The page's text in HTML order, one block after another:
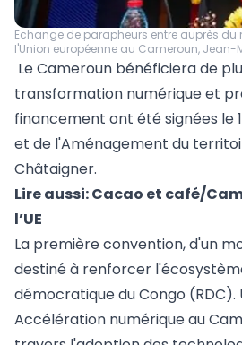
Echange de parapheurs entre auprès
l'Union européenne au Cameroun, Jean-
Le Cameroun bénéficiera de
transformation numérique et
financement ont été signées le
et de l'Aménagement du
Châtaigner.
Lire aussi:Cacao et café/
l’UE
La première convention, d'un
destiné à renforcer
démocratique du Congo
Accélération numérique au